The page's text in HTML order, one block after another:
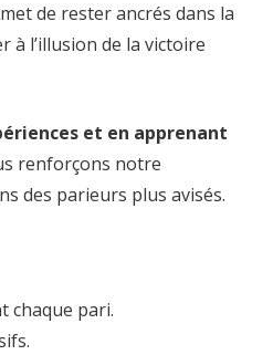
de rester ancrés dans la
à l’illusion de la victoire
et en apprenant
renforçons notre
des parieurs plus avisés.
chaque pari.